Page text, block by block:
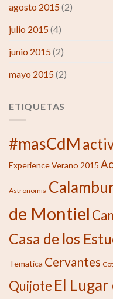
agosto 2015(2)
julio 2015(4)
junio 2015(2)
mayo 2015(2)
ETIQUETAS
#masCdM
Experience Verano 2015
Astronomia
de Montiel
Casa de los
Tematica Cervantes
Quijote El